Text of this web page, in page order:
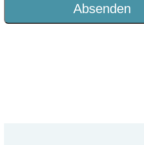
Absenden